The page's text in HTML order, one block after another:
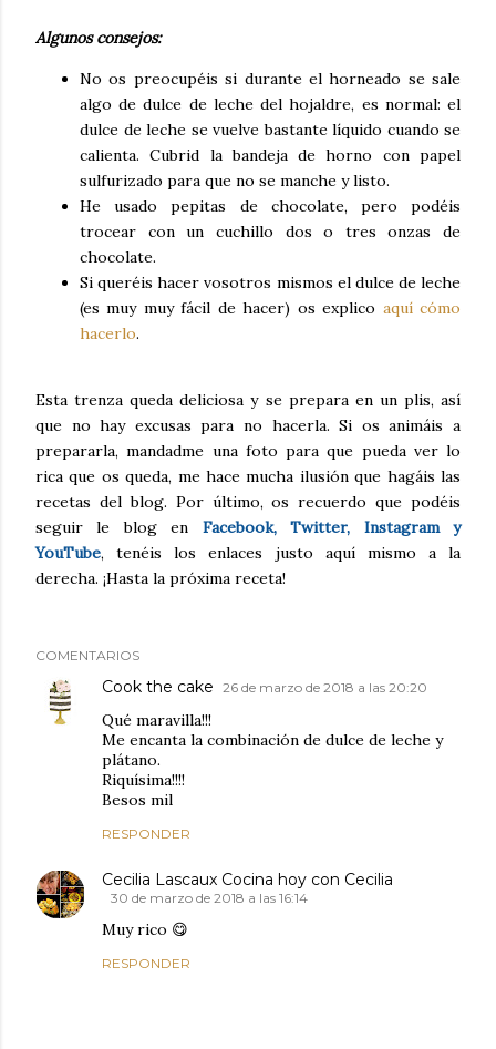
Algunos consejos:
No os preocupéis si durante el horneado se sale
algo de dulce de leche del hojaldre, es normal: el
dulce de leche se vuelve bastante líquido cuando se
calienta. Cubrid la bandeja de horno con papel
sulfurizado para que no se manche y listo.
He usado pepitas de chocolate, pero podéis
trocear con un cuchillo dos o tres onzas de
chocolate.
Si queréis hacer vosotros mismos el dulce de leche
(es muy muy fácil de hacer) os explico aquí cómo
hacerlo.
Esta trenza queda deliciosa y se prepara en un plis, así
que no hay excusas para no hacerla. Si os animáis a
prepararla, mandadme una foto para que pueda ver lo
rica que os queda, me hace mucha ilusión que hagáis las
recetas del blog. Por último, os recuerdo que podéis
seguir le blog en Facebook, Twitter, Instagram y
YouTube, tenéis los enlaces justo aquí mismo a la
derecha. ¡Hasta la próxima receta!
COMENTARIOS
Cook the cake 26 de marzo de 2018 a las 20:20
Qué maravilla!!!
Me encanta la combinación de dulce de leche y
plátano.
Riquísima!!!!
Besos mil
RESPONDER
Cecilia Lascaux Cocina hoy con Cecilia
30 de marzo de 2018 a las 16:14
Muy rico 😋
RESPONDER